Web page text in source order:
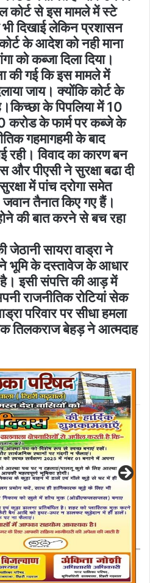
कोर्ट से इस मामले में स्टे
दिखाई लेकिन प्रशासन
के आदेश को नही माना
को कब्जा दिला दिया।
की गई कि इस मामले में
जाय। क्योंकि कोर्ट के
के पिपलिया में 10
करोड के फार्म पर कब्जे के
गहमागहमी के बाद
रही। विवाद का कारण बन
पीएसी ने सुरक्षा बढा दी
में पांच दरोगा समेत
तैनात किए गए हैं।
की बात करने से बच रहा
जेठानी सायरा वाड्रा ने
ने भूमि के दस्तावेज के आधार
इसी संपत्ति की आड़ में
राजनीतिक रोटियां सेक
परिवार पर सीधा हमला
तिलकराज बेहड़ ने आत्मदाह